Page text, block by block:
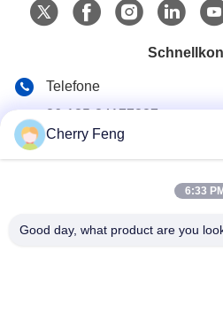
Telefone
86-135-84177887
Cherry Feng
6:33 PM
Good day, what product are you